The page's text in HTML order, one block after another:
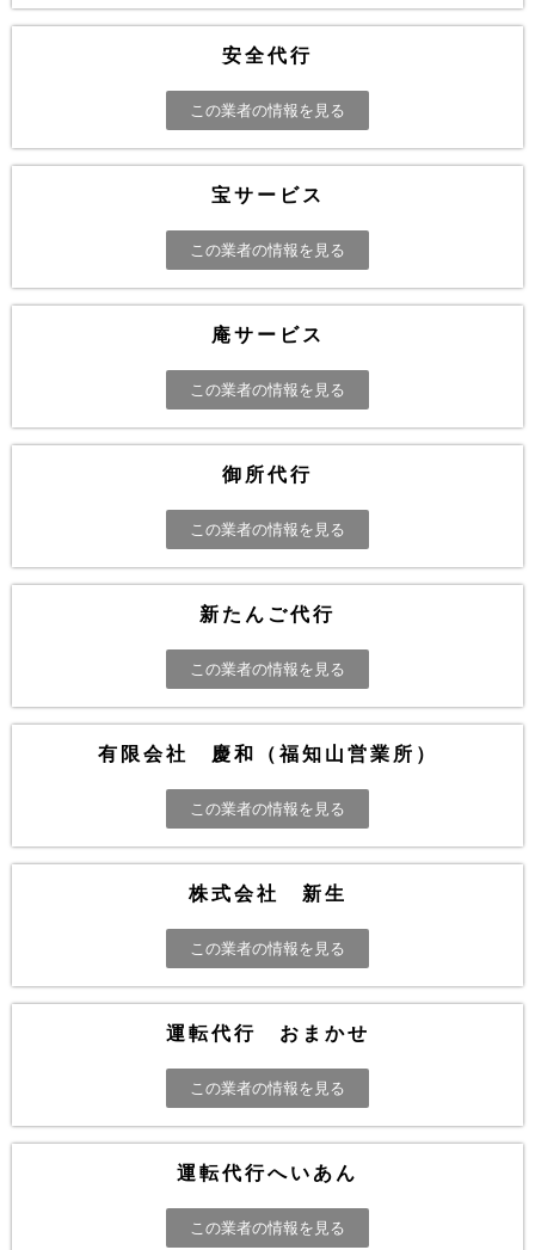
安全代行
この業者の情報を見る
宝サービス
この業者の情報を見る
庵サービス
この業者の情報を見る
御所代行
この業者の情報を見る
新たんご代行
この業者の情報を見る
有限会社 慶和（福知山営業所）
この業者の情報を見る
株式会社 新生
この業者の情報を見る
運転代行 おまかせ
この業者の情報を見る
運転代行へいあん
この業者の情報を見る